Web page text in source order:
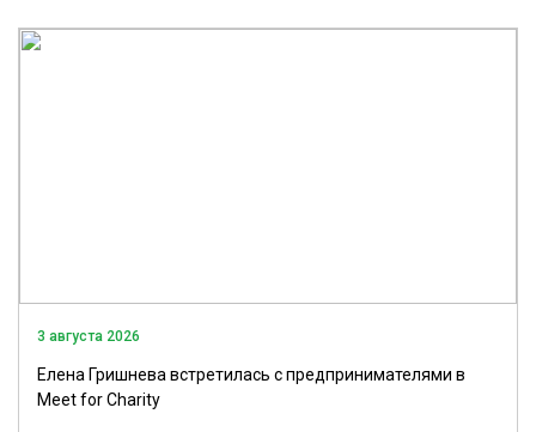
3 августа 2026
Елена Гришнева встретилась с предпринимателями в
Meet for Charity